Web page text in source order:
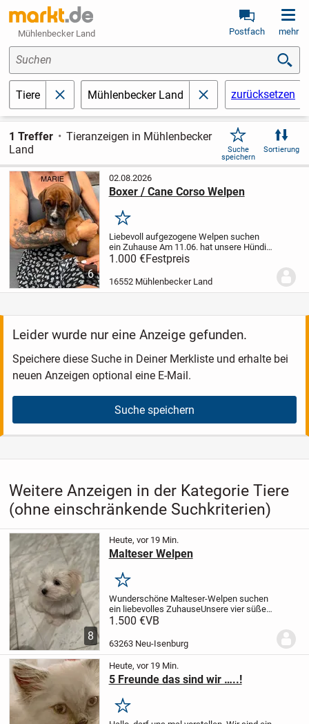
Mühlenbecker Land Postfach mehr
Suchen
Tiere schließenMühlenbecker Land schließenzurücksetzen
1 Treffer
Tieranzeigen in Mühlenbecker
Land
Suche
speichern
Sortierung
6
02.08.2026
Boxer / Cane Corso Welpen
Merken
Liebevoll aufgezogene Welpen suchen
ein ZuhauseAm 11.06. hat unsere Hündin
neun gesunde Welpen zur Welt gebracht.
Der Vater ist ein reinrassiger Boxer, die
Mutter eine Cane Corso-Mix-Hündin.
1.000 €Festpreis
16552 Mühlenbecker Land
Leider wurde nur eine Anzeige gefunden.
Speichere diese Suche in Deiner Merkliste und erhalte bei
neuen Anzeigen optional eine E-Mail.
Suche speichern
Weitere Anzeigen in der Kategorie Tiere
(ohne einschränkende Suchkriterien)
8
Heute, vor 19 Min.
Malteser Welpen
Merken
Wunderschöne Malteser-Welpen suchen
ein liebevolles ZuhauseUnsere vier süßen
Malteser-Welpen (alles Rüden) suchen
wurden am 15.05.2026 geboren und
1.500 €VB
63263 Neu-Isenburg
Heute, vor 19 Min.
5 Freunde das sind wir …..!
Merken